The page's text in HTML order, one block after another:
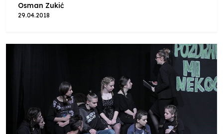
Osman Zukić
29.04.2018